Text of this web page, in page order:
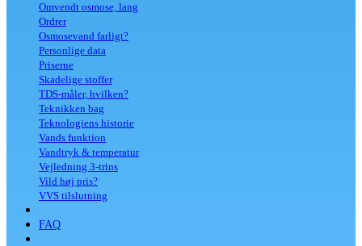
Omvendt osmose, lang
Ordrer
Osmosevand farligt?
Personlige data
Priserne
Skadelige stoffer
TDS-måler, hvilken?
Teknikken bag
Teknologiens historie
Vands funktion
Vandtryk & temperatur
Vejledning 3-trins
Vild høj pris?
VVS tilslutning
FAQ